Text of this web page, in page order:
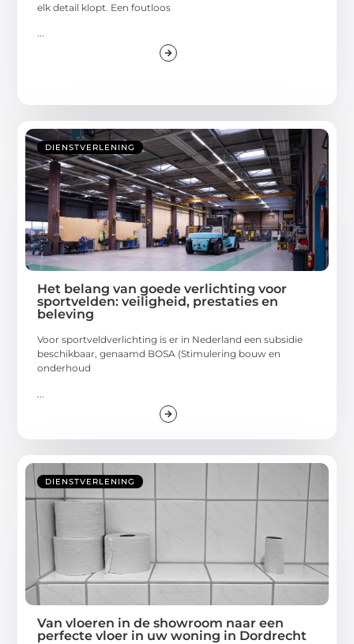
elk detail klopt. Een foutloos
...
DIENSTVERLENING
Het belang van goede verlichting voor
sportvelden: veiligheid, prestaties en
beleving
Voor sportveldverlichting is er in Nederland een subsidie
beschikbaar, genaamd BOSA (Stimulering bouw en
onderhoud
DIENSTVERLENING
Van vloeren in de showroom naar een
perfecte vloer in uw woning in Dordrecht